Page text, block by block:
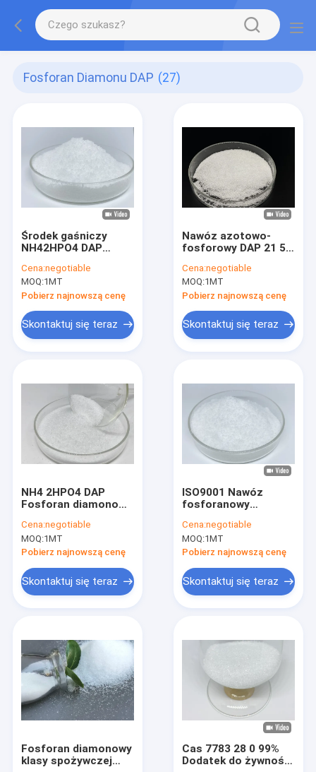
Fosforan Diamonu DAP (27)
Środek gaśniczy
NH42HPO4 DAP
ISO9001
Cena:negotiable
MOQ:1MT
Pobierz najnowszą cenę
Skontaktuj się teraz
Nawóz azotowo-
fosforowy DAP 21 53
kroplowego
Cena:negotiable
MOQ:1MT
Pobierz najnowszą cenę
Skontaktuj się teraz
NH4 2HPO4 DAP
Fosforan diamonowy
do pożywki
hodowlanej
Cena:negotiable
MOQ:1MT
Pobierz najnowszą cenę
Skontaktuj się teraz
ISO9001 Nawóz
fosforanowy
azot DAP 21-53 -0 dla
roślin
Cena:negotiable
MOQ:1MT
Pobierz najnowszą cenę
Skontaktuj się teraz
Fosforan diamonowy
klasy spożywczej
Cas 7783 28 0 99%
Dodatek do żywności